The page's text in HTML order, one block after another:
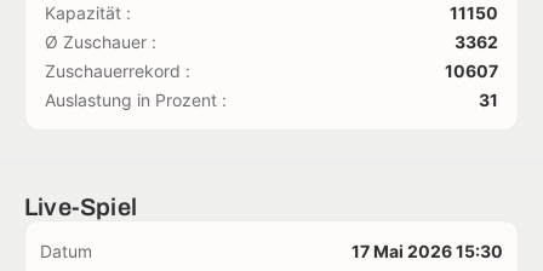
Kapazität :
11150
Ø Zuschauer :
3362
Zuschauerrekord :
10607
Auslastung in Prozent :
31
Live-Spiel
Datum 17 Mai 2026 15:30